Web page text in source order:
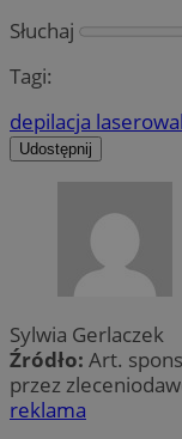
Słuchaj
Tagi:
depilacja laserowa
Udostępnij
Sylwia Gerlaczek
Źródło: Art.
przez
reklama